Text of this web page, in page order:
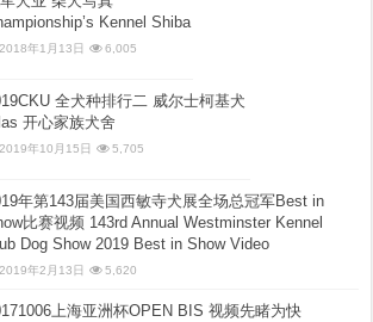
Kennel Shiba
2018年1月13日 6,005
全犬种排行二 威尔士柯基犬
开心家族犬舍
2019年10月15日 5,705
年第143届美国西敏寺犬展全场总冠军Best in
比赛视频 143rd Annual Westminster Kennel
Dog Show 2019 Best in Show Video
2019年2月13日 5,620
上海亚洲杯OPEN BIS 视频先睹为快